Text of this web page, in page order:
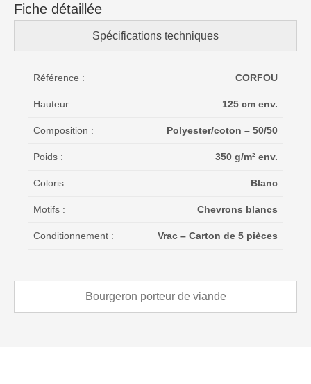
Fiche détaillée
Spécifications techniques
Bourgeron porteur de viande
Référence : CORFOU
Hauteur : 125 cm env.
Composition : Polyester/coton – 50/50
Poids : 350 g/m² env.
Coloris : Blanc
Motifs : Chevrons blancs
Conditionnement : Vrac – Carton de 5 pièces